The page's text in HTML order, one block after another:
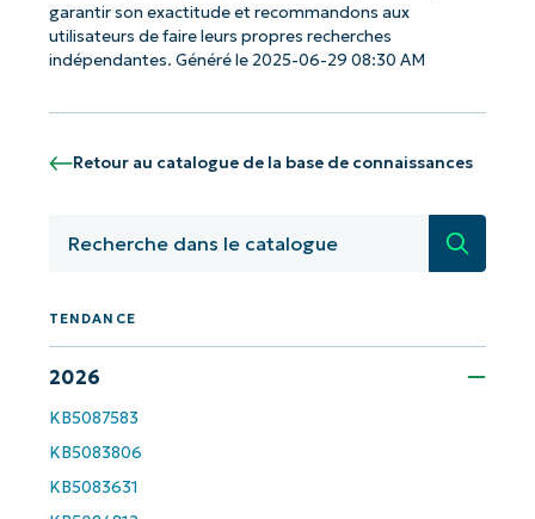
garantir son exactitude et recommandons aux
utilisateurs de faire leurs propres recherches
indépendantes. Généré le 2025-06-29 08:30 AM
Retour au catalogue de la base de connaissances
TENDANCE
2026
KB5087583
KB5083806
KB5083631
Commencez avec les analyses de KB
Prénom
Nom*